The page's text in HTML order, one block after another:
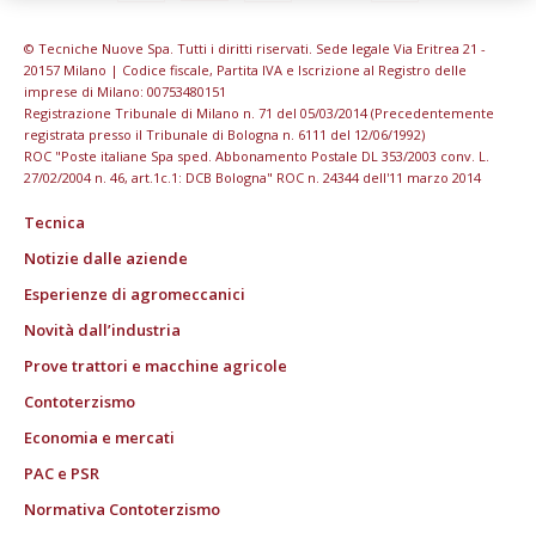
© Tecniche Nuove Spa. Tutti i diritti riservati. Sede legale Via Eritrea 21 -
20157 Milano | Codice fiscale, Partita IVA e Iscrizione al Registro delle
imprese di Milano: 00753480151
Registrazione Tribunale di Milano n. 71 del 05/03/2014 (Precedentemente
registrata presso il Tribunale di Bologna n. 6111 del 12/06/1992)
ROC "Poste italiane Spa sped. Abbonamento Postale DL 353/2003 conv. L.
27/02/2004 n. 46, art.1c.1: DCB Bologna" ROC n. 24344 dell'11 marzo 2014
Tecnica
Notizie dalle aziende
Esperienze di agromeccanici
Novità dall’industria
Prove trattori e macchine agricole
Contoterzismo
Economia e mercati
PAC e PSR
Normativa Contoterzismo